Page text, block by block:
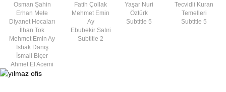
Osman Şahin
Erhan Mete
Diyanet Hocaları
İlhan Tok
Mehmet Emin Ay
İshak Danış
İsmail Biçer
Ahmet El Acemi
Fatih Çollak
Mehmet Emin
Ay
Ebubekir Satıri
Subtitle 2
Yaşar Nuri
Öztürk
Subtitle 5
Tecvidli Kuran
Temelleri
Subtitle 5